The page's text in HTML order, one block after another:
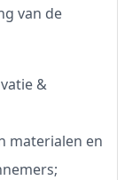
van de
&
materialen en